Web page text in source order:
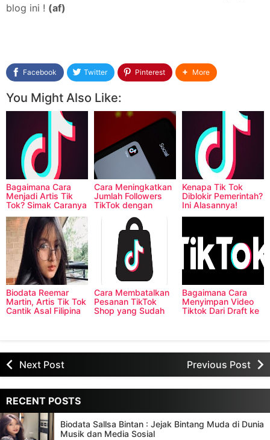
blog ini ! (af)
Facebook Twitter Pinterest More
You Might Also Like:
Bagaimana Cara
Menjadi Artis Tik
Tok? Simak Caranya
Cara Meningkatkan
Jumlah Followers
TikTok dengan
Kenapa Tik Tok
Diblokir Pemerintah?
Ini Alasannya!
Biodata Reemar
Martin, Artis Tik Tok
Cantik Asal Filipina
Cara Membatalkan
Pesanan TikTok
Shop yang Sudah
Bagaimana Cara
Menyimpan Video
Tiktok Dari Draft ke
Next Post Previous Post
RECENT POSTS
Biodata Sallsa Bintan : Jejak Bintang Muda di Dunia
Musik dan Media Sosial